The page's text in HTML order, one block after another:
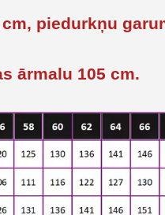
piedurkņu
ārmalu 105 cm.